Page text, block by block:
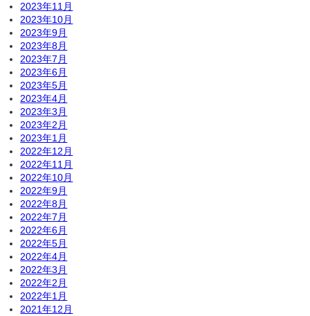
2023年11月
2023年10月
2023年9月
2023年8月
2023年7月
2023年6月
2023年5月
2023年4月
2023年3月
2023年2月
2023年1月
2022年12月
2022年11月
2022年10月
2022年9月
2022年8月
2022年7月
2022年6月
2022年5月
2022年4月
2022年3月
2022年2月
2022年1月
2021年12月